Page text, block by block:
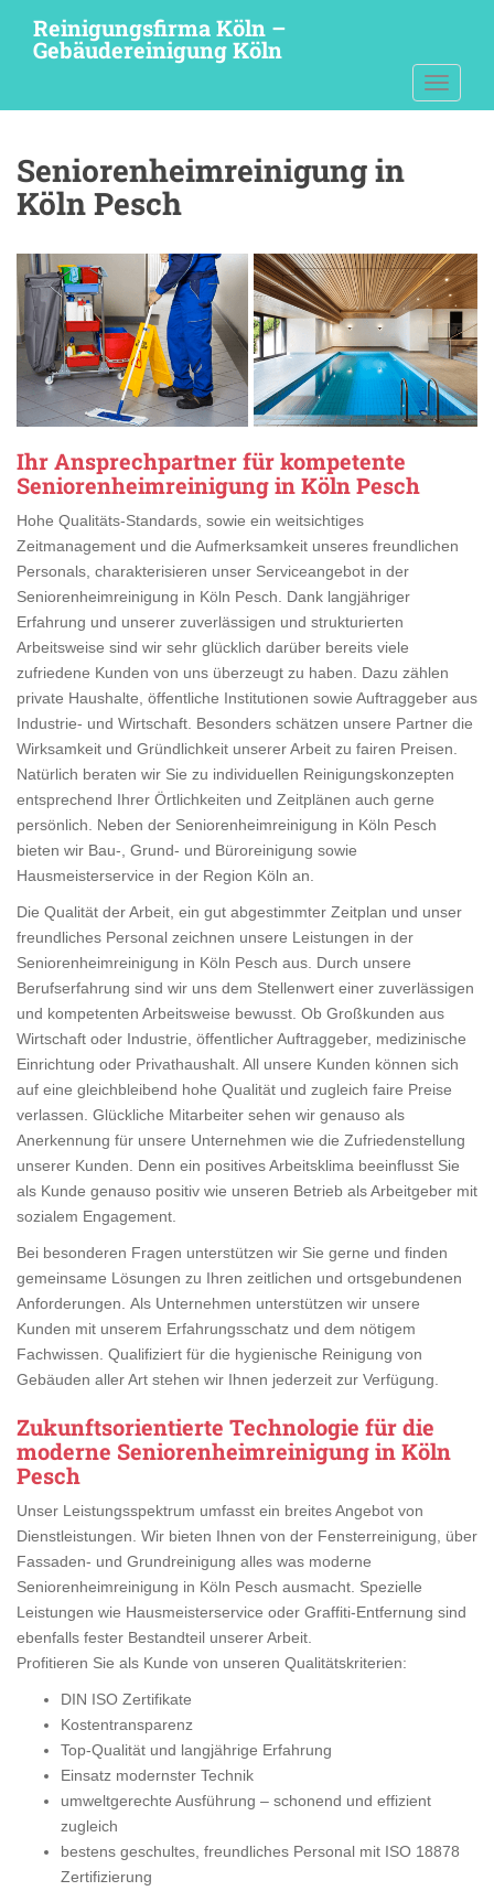
t
Reinigungsfirma Köln –
Gebäudereinigung Köln
Seniorenheimreinigung in
Köln Pesch
Ihr Ansprechpartner für kompetente
Seniorenheimreinigung in Köln Pesch
Hohe Qualitäts-Standards, sowie ein weitsichtiges
Zeitmanagement und die Aufmerksamkeit unseres freundlichen
Personals, charakterisieren unser Serviceangebot in der
Seniorenheimreinigung in Köln Pesch. Dank langjähriger
Erfahrung und unserer zuverlässigen und strukturierten
Arbeitsweise sind wir sehr glücklich darüber bereits viele
zufriedene Kunden von uns überzeugt zu haben. Dazu zählen
private Haushalte, öffentliche Institutionen sowie Auftraggeber aus
Industrie- und Wirtschaft. Besonders schätzen unsere Partner die
Wirksamkeit und Gründlichkeit unserer Arbeit zu fairen Preisen.
Natürlich beraten wir Sie zu individuellen Reinigungskonzepten
entsprechend Ihrer Örtlichkeiten und Zeitplänen auch gerne
persönlich. Neben der Seniorenheimreinigung in Köln Pesch
bieten wir Bau-, Grund- und Büroreinigung sowie
Hausmeisterservice in der Region Köln an.
Die Qualität der Arbeit, ein gut abgestimmter Zeitplan und unser
freundliches Personal zeichnen unsere Leistungen in der
Seniorenheimreinigung in Köln Pesch aus. Durch unsere
Berufserfahrung sind wir uns dem Stellenwert einer zuverlässigen
und kompetenten Arbeitsweise bewusst. Ob Großkunden aus
Wirtschaft oder Industrie, öffentlicher Auftraggeber, medizinische
Einrichtung oder Privathaushalt. All unsere Kunden können sich
auf eine gleichbleibend hohe Qualität und zugleich faire Preise
verlassen. Glückliche Mitarbeiter sehen wir genauso als
Anerkennung für unsere Unternehmen wie die Zufriedenstellung
unserer Kunden. Denn ein positives Arbeitsklima beeinflusst Sie
als Kunde genauso positiv wie unseren Betrieb als Arbeitgeber mit
sozialem Engagement.
Bei besonderen Fragen unterstützen wir Sie gerne und finden
gemeinsame Lösungen zu Ihren zeitlichen und ortsgebundenen
Anforderungen. Als Unternehmen unterstützen wir unsere
Kunden mit unserem Erfahrungsschatz und dem nötigem
Fachwissen. Qualifiziert für die hygienische Reinigung von
Gebäuden aller Art stehen wir Ihnen jederzeit zur Verfügung.
Zukunftsorientierte Technologie für die
moderne Seniorenheimreinigung in Köln
Pesch
Unser Leistungsspektrum umfasst ein breites Angebot von
Dienstleistungen. Wir bieten Ihnen von der Fensterreinigung, über
Fassaden- und Grundreinigung alles was moderne
Seniorenheimreinigung in Köln Pesch ausmacht. Spezielle
Leistungen wie Hausmeisterservice oder Graffiti-Entfernung sind
ebenfalls fester Bestandteil unserer Arbeit.
Profitieren Sie als Kunde von unseren Qualitätskriterien:
DIN ISO Zertifikate
Kostentransparenz
Top-Qualität und langjährige Erfahrung
Einsatz modernster Technik
umweltgerechte Ausführung – schonend und effizient
zugleich
bestens geschultes, freundliches Personal mit ISO 18878
Zertifizierung